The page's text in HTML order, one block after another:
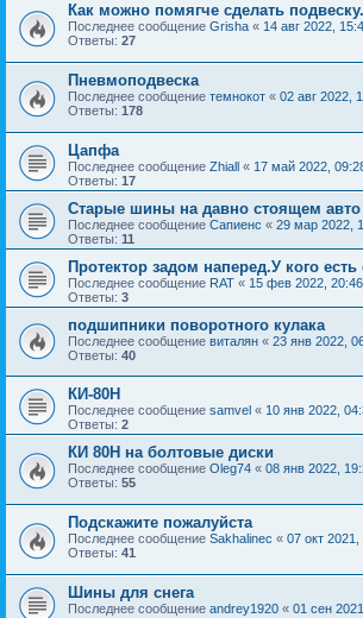
Как можно помягче сделать подвеску.
Последнее сообщение Grisha « 14 авг 2022,
Ответы: 27
Пневмоподвеска
Последнее сообщение темнокот « 02 авг 2022,
Ответы: 178
Цапфа
Последнее сообщение Zhiall « 17 май 2022,
Ответы: 17
Старые шины на давно стоящем авто
Последнее сообщение Сапиенс « 29 мар 2022,
Ответы: 11
Протектор задом наперед.У кого
Последнее сообщение RAT « 15 фев 2022, 20:46
Ответы: 3
подшипники поворотного кулака
Последнее сообщение виталян « 23 янв 2022,
Ответы: 40
КИ-80Н
Последнее сообщение samvel « 10 янв 2022,
Ответы: 2
КИ 80Н на болтовые диски
Последнее сообщение Oleg74 « 08 янв 2022,
Ответы: 55
Подскажите пожалуйста
Последнее сообщение Sakhalinec « 07 окт 2021,
Ответы: 41
Шины для снега
Последнее сообщение andrey1920 « 01 сен